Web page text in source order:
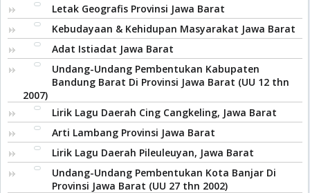
Letak Geografis Provinsi Jawa Barat
Kebudayaan & Kehidupan Masyarakat Jawa Barat
Adat Istiadat Jawa Barat
Undang-Undang Pembentukan Kabupaten
Bandung Barat Di Provinsi Jawa Barat (UU 12 thn
2007)
Lirik Lagu Daerah Cing Cangkeling, Jawa Barat
Arti Lambang Provinsi Jawa Barat
Lirik Lagu Daerah Pileuleuyan, Jawa Barat
Undang-Undang Pembentukan Kota Banjar Di
Provinsi Jawa Barat (UU 27 thn 2002)